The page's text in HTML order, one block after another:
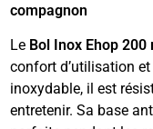
compagnon
Le Bol Inox Ehop
confort d’utilisation
inoxydable, il est
entretenir. Sa base